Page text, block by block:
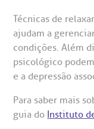
Técnicas de
ajudam a
condições. Além
psicológico
e a depressão
Para saber mais
guia do Instituto